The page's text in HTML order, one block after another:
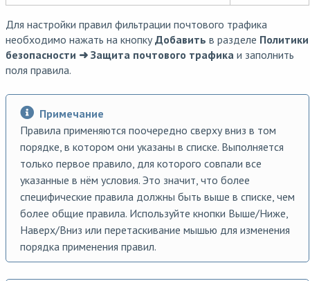
Для настройки правил фильтрации почтового трафика
необходимо нажать на кнопкуДобавить в разделе Политики
безопасности ➜ Защита почтового трафика и заполнить
поля правила.
Примечание
Правила применяются поочередно сверху вниз в том
порядке, в котором они указаны в списке. Выполняется
только первое правило, для которого совпали все
указанные в нём условия. Это значит, что более
специфические правила должны быть выше в списке, чем
более общие правила. Используйте кнопки Выше/Ниже,
Наверх/Вниз или перетаскивание мышью для изменения
порядка применения правил.